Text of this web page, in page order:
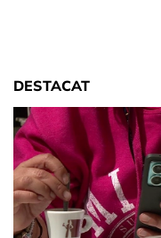
DESTACAT